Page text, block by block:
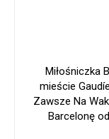
Miłośniczka
mieście
Zawsze Na
Barcelonę